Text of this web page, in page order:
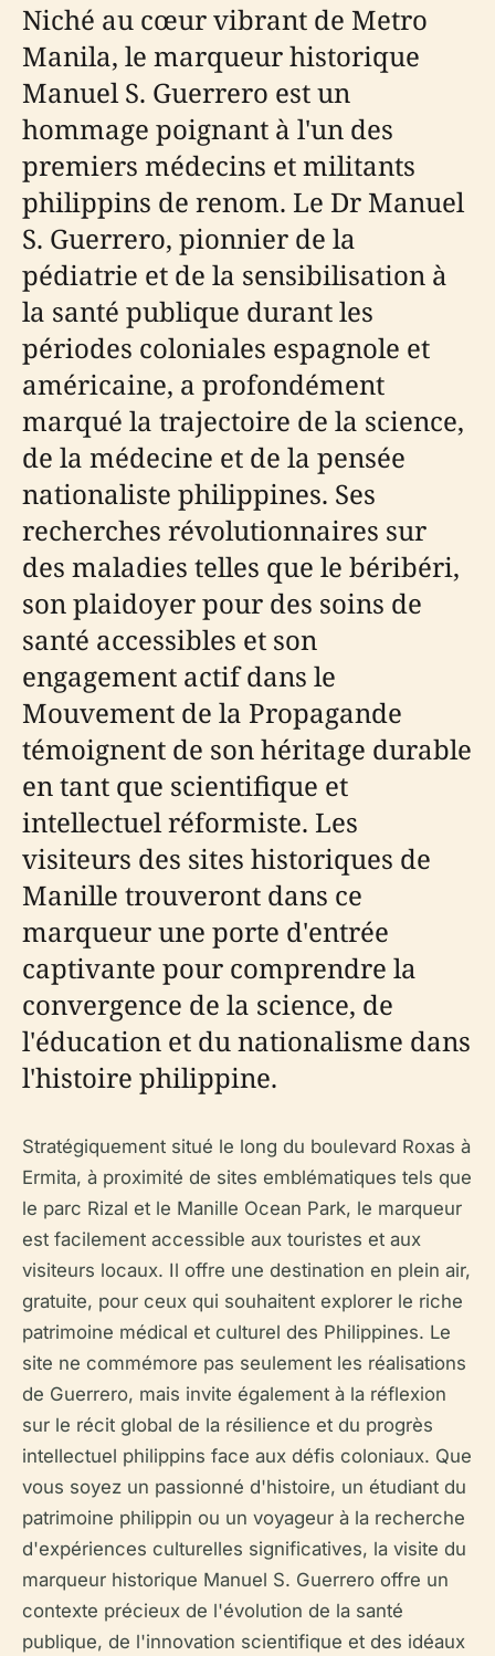
Niché au cœur vibrant de Metro
Manila, le marqueur historique
Manuel S. Guerrero est un
hommage poignant à l'un des
premiers médecins et militants
philippins de renom. Le Dr Manuel
S. Guerrero, pionnier de la
pédiatrie et de la sensibilisation à
la santé publique durant les
périodes coloniales espagnole et
américaine, a profondément
marqué la trajectoire de la science,
de la médecine et de la pensée
nationaliste philippines. Ses
recherches révolutionnaires sur
des maladies telles que le béribéri,
son plaidoyer pour des soins de
santé accessibles et son
engagement actif dans le
Mouvement de la Propagande
témoignent de son héritage durable
en tant que scientifique et
intellectuel réformiste. Les
visiteurs des sites historiques de
Manille trouveront dans ce
marqueur une porte d'entrée
captivante pour comprendre la
convergence de la science, de
l'éducation et du nationalisme dans
l'histoire philippine.
Stratégiquement situé le long du boulevard Roxas à
Ermita, à proximité de sites emblématiques tels que
le parc Rizal et le Manille Ocean Park, le marqueur
est facilement accessible aux touristes et aux
visiteurs locaux. Il offre une destination en plein air,
gratuite, pour ceux qui souhaitent explorer le riche
patrimoine médical et culturel des Philippines. Le
site ne commémore pas seulement les réalisations
de Guerrero, mais invite également à la réflexion
sur le récit global de la résilience et du progrès
intellectuel philippins face aux défis coloniaux. Que
vous soyez un passionné d'histoire, un étudiant du
patrimoine philippin ou un voyageur à la recherche
d'expériences culturelles significatives, la visite du
marqueur historique Manuel S. Guerrero offre un
contexte précieux de l'évolution de la santé
publique, de l'innovation scientifique et des idéaux